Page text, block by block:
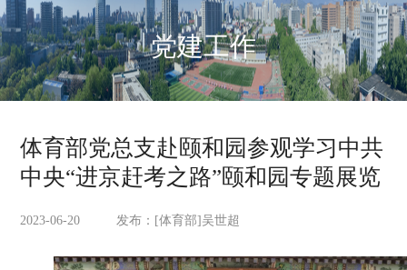
党建工作
体育部党总支赴颐和园参观学习中共
中央“进京赶考之路”颐和园专题展览
2023-06-20 发布：[体育部]吴世超